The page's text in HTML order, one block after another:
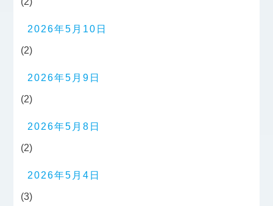
2026年5月10日
(2)
2026年5月9日
(2)
2026年5月8日
(2)
2026年5月4日
(3)